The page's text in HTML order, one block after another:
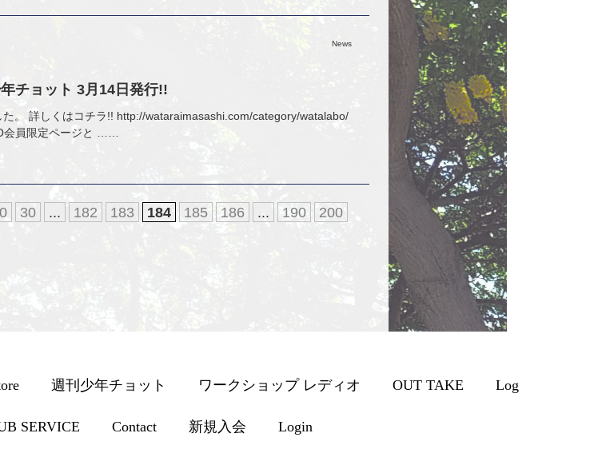
週刊少年チョット ワークショップ レディオ OUT TAKE Log
SERVICE Contact 新規入会 Login
News
チョット 3月14日発行!!
。 詳しくはコチラ!! http://wataraimasashi.com/category/watalabo/
会員限定ページと ……
30 ... 182 183 184 185 186 ... 190
200